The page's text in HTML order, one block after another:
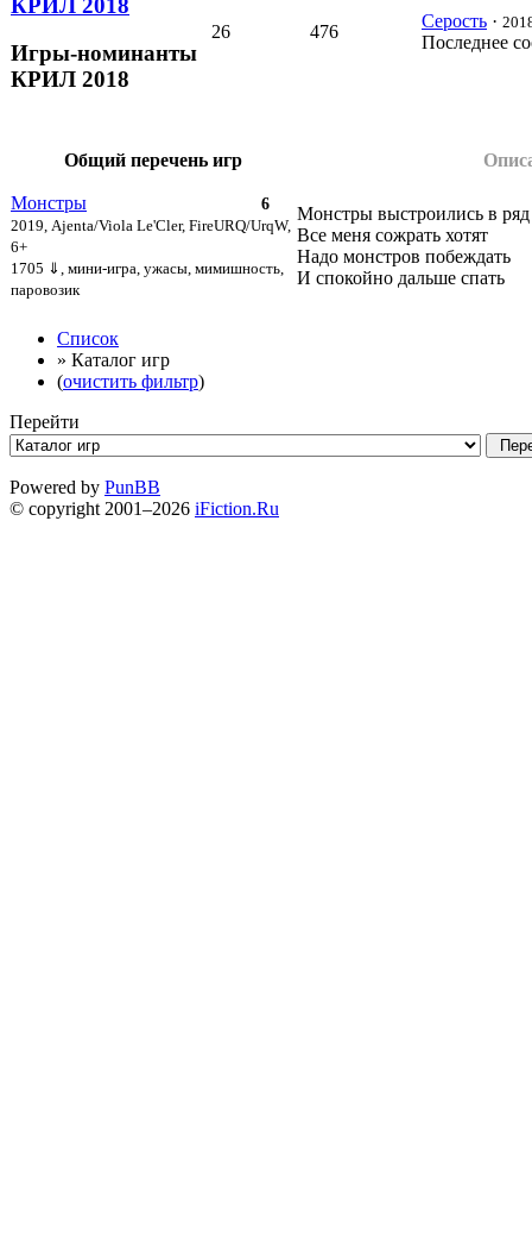
КРИЛ 2018
Игры-номинанты
КРИЛ 2018
26 476
Серость ·
Последнее
Общий перечень игр
6
Монстры
2019, Ajenta/Viola Le'Cler, FireURQ/UrqW,
6+
1705 ⇓ , мини-игра, ужасы, мимишность,
паровозик
Монстры выстроились в ряд
Все меня сожрать хотят
Надо монстров побеждать
И спокойно дальше спать
Список
» Каталог игр
(очистить фильтр)
Перейти
Powered by PunBB
© copyright 2001–2026 iFiction.Ru